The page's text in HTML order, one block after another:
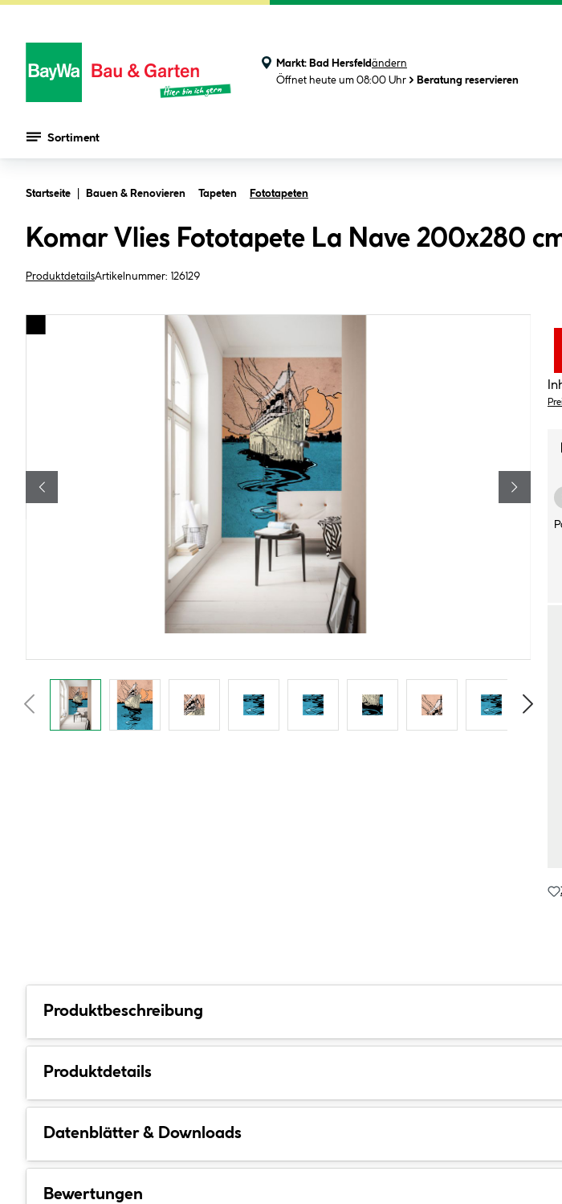
Markt: Bad Hersfeldändern
Öffnet heute um 08:00 Uhr
Beratung reservieren
Sortiment
Startseite Bauen & Renovieren Tapeten Fototapeten
Komar Vlies Fototapete La Nave 200x280
ProduktdetailsArtikelnummer: 126129
Produktbeschreibung
Produktdetails
Datenblätter & Downloads
Bewertungen